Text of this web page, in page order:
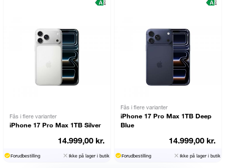
Fås i flere varianter
iPhone 17 Pro Max 1TB Silver
14.999,00 kr.
Forudbestilling Ikke på lager i butik
Fås i flere varianter
iPhone 17 Pro Max 1TB Deep
Blue
14.999,00 kr.
Forudbestilling Ikke på lager i butik